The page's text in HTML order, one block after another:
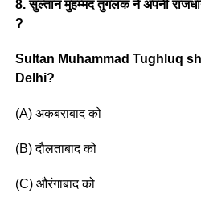
8. सुल्तान मुहम्मद तुगलक ने अपनी
?
Sultan Muhammad Tughluq
Delhi?
(A) अकबराबाद को
(B) दौलताबाद को
(C) औरंगाबाद को